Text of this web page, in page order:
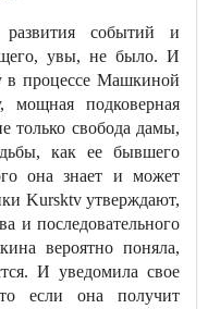
событий и
увы, не было. И
в процессе Машкиной
мощная подковерная
только свобода дамы,
как ее бывшего
она знает и может
Kursktv утверждают,
и последовательного
вероятно поняла,
И уведомила свое
если она получит